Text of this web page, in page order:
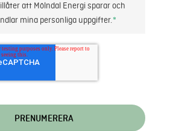
att Mölndal Energi sparar och
mina personliga uppgifter.*